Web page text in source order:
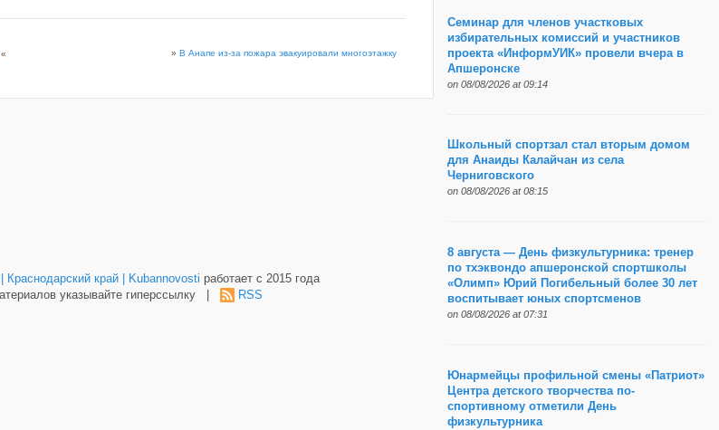
« » В Анапе из-за пожара эвакуировали многоэтажку
Семинар для членов участковых
избирательных комиссий и участников
проекта «ИнформУИК» провели вчера в
Апшеронске
on 08/08/2026 at 09:14
Школьный спортзал стал вторым домом
для Анаиды Калайчан из села
Черниговского
on 08/08/2026 at 08:15
8 августа — День физкультурника: тренер
по тхэквондо апшеронской спортшколы
«Олимп» Юрий Погибельный более 30 лет
воспитывает юных спортсменов
on 08/08/2026 at 07:31
Юнармейцы профильной смены «Патриот»
Центра детского творчества по-
спортивному отметили День
физкультурника
Краснодарский край | Kubannovosti работает с 2015 года
указывайте гиперссылку | RSS